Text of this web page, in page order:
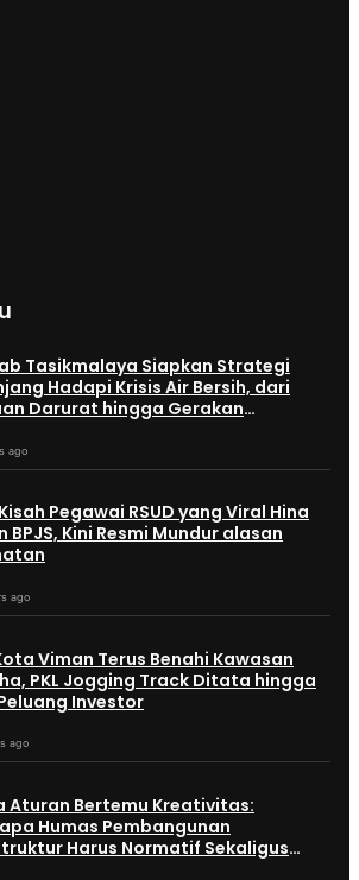
Tasikmalaya Siapkan Strategi
Hadapi Krisis Air Bersih, dari
Darurat hingga Gerakan
ago
Pegawai RSUD yang Viral Hina
BPJS, Kini Resmi Mundur alasan
ago
Viman Terus Benahi Kawasan
PKL Jogging Track Ditata hingga
Investor
ago
Aturan Bertemu Kreativitas:
Humas Pembangunan
Harus Normatif Sekaligus